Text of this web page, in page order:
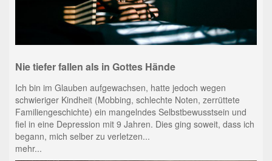
Nie tiefer fallen als in Gottes Hände
Ich bin im Glauben aufgewachsen, hatte jedoch wegen
schwieriger Kindheit (Mobbing, schlechte Noten, zerrüttete
Familiengeschichte) ein mangelndes Selbstbewusstsein und
fiel in eine Depression mit 9 Jahren. Dies ging soweit, dass ich
begann, mich selber zu verletzen...
mehr...